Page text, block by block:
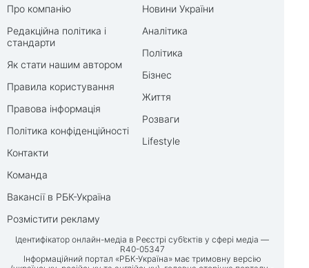
Про компанію
Редакційна політика і
стандарти
Як стати нашим автором
Правила користування
Правова інформація
Політика конфіденційності
Контакти
Команда
Вакансії в РБК-Україна
Розмістити рекламу
Новини України
Аналітика
Політика
Бізнес
Життя
Розваги
Lifestyle
Ідентифікатор онлайн-медіа в Реєстрі суб’єктів у сфері медіа —
R40-05347
Інформаційний портал «РБК-Україна» має тримовну версію